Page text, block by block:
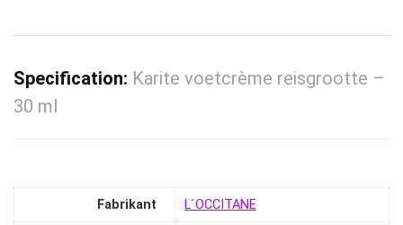
Specification: Karite voetcrème reisgrootte –
30 ml
Fabrikant ‎L´OCCITANE